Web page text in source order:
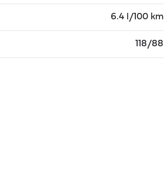
6.4 l/100 km
118/88